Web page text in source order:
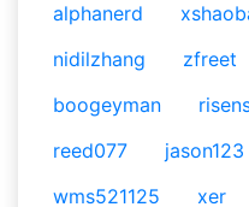
alphanerd
nidilzhang
zfreet
boogeyman
reed077
jason123
wms521125
xer